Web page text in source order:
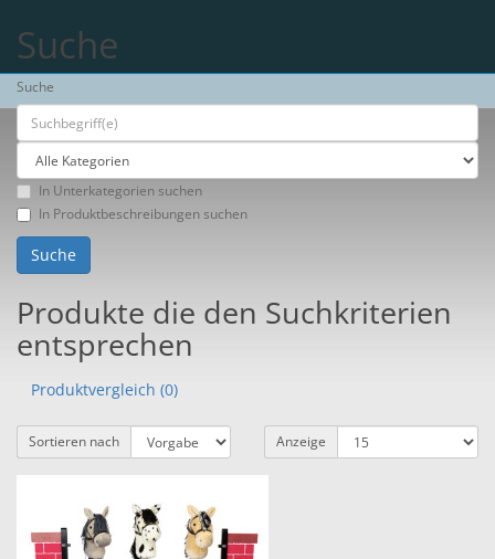
Suche
Suche
In Unterkategorien suchen
In Produktbeschreibungen suchen
Produkte die den Suchkriterien
entsprechen
Produktvergleich (0)
Sortieren nach Anzeige